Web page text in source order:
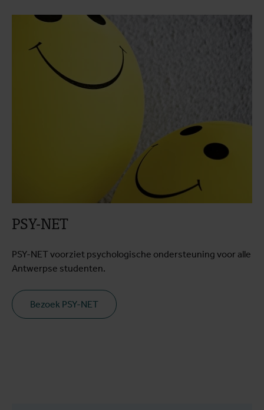
PSY-NET
PSY-NET voorziet psychologische ondersteuning voor alle
Antwerpse studenten.
Bezoek PSY-NET